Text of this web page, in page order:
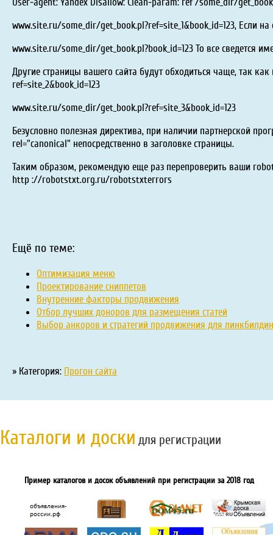
www.site.ru/some_dir/get_book.pl?ref=site_1&book_id=123, Если
www.site.ru/some_dir/get_book.pl?book_id=123 То все сведется
Другие страницы вашего сайта будут обходиться чаще, так
ref=site_2&book_id=123
www.site.ru/some_dir/get_book.pl?ref=site_3&book_id=123
Безусловно полезная директива, при наличии партнерской
rel="canonical" непосредственно в заголовке страницы.
Таким образом, рекомендую еще раз перепроверить ваши
http ://robotstxt.org.ru/robotstxterrors
Ещё по теме:
Оптимизация меню
Проектирование сниппетов
Внутренние факторы продвижения
Отбор лучших доноров для размещения статей
Выбор анкоров и стратегий продвижения для
» Категория: Прогон сайта
Каталоги и доски для регистрации
Пример каталогов и досок объявлений при регистрации за 2018 год